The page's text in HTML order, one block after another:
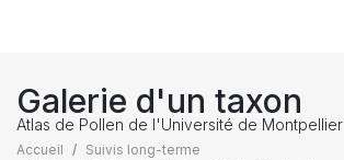
Galerie d'un taxon
Atlas de Pollen de l'Université de Montpellier
Accueil
Suivis long-terme